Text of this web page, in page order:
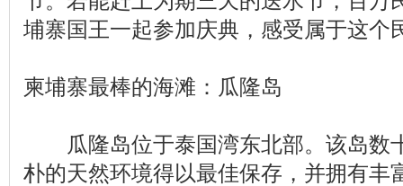
埔寨国王一起参加庆典，感受属于这个
柬埔寨最棒的海滩：瓜隆岛
瓜隆岛位于泰国湾东北部。该岛数
朴的天然环境得以最佳保存，并拥有丰